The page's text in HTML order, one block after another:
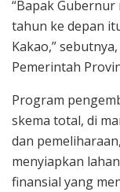
“Bapak
tahun ke depan
Kakao,”
Pemerintah
Program
skema total, di
dan
menyiapkan
finansial yang